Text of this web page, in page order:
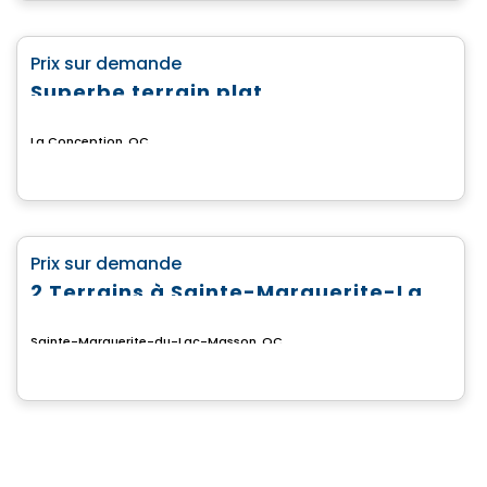
Terrain
Prix sur demande
Superbe terrain plat
La Conception, QC
Terrain
Prix sur demande
Sainte-Marguerite-du-Lac-Masson, QC